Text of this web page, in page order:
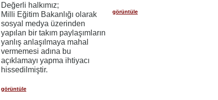
Değerli halkımız;
​​​​​​​Milli Eğitim Bakanlığı olarak
sosyal medya üzerinden
yapılan bir takım paylaşımların
yanlış anlaşılmaya mahal
vermemesi adına bu
açıklamayı yapma ihtiyacı
hissedilmiştir.
görüntüle
görüntüle